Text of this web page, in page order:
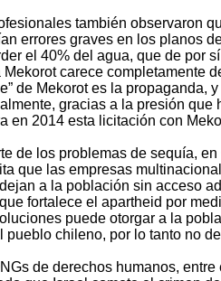
también observaron
errores graves en los planos
el 40% del agua, que de por
Mekorot carece completamente
de Mekorot es la
gracias a la presión
en 2014 esta licitación con
de los problemas de sequía,
que las empresas
a la población sin acceso
fortalece el apartheid por
puede otorgar a la
pueblo chileno, por lo tanto no
de derechos humanos,